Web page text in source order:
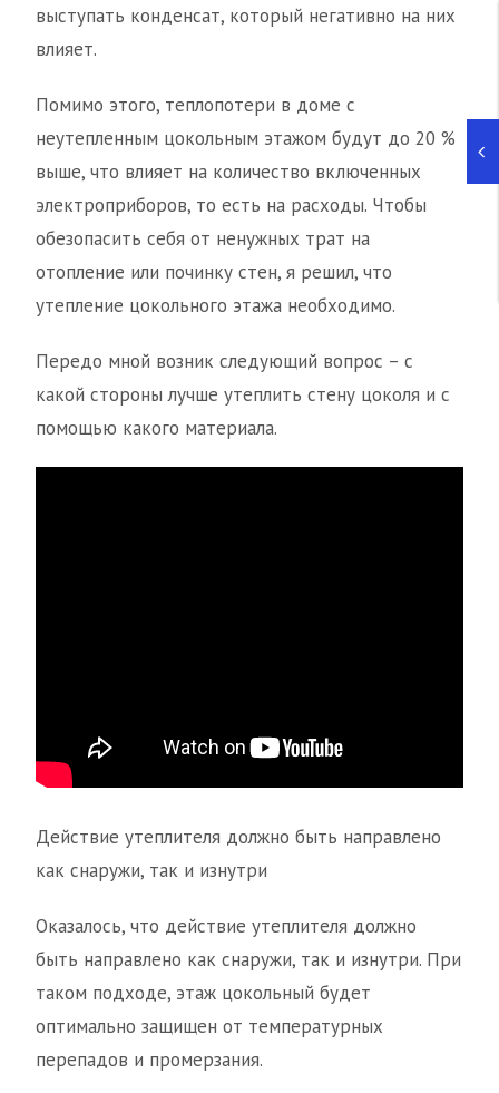
выступать конденсат, который негативно на них
влияет.
Помимо этого, теплопотери в доме с
неутепленным цокольным этажом будут до 20 %
выше, что влияет на количество включенных
электроприборов, то есть на расходы. Чтобы
обезопасить себя от ненужных трат на
отопление или починку стен, я решил, что
утепление цокольного этажа необходимо.
Передо мной возник следующий вопрос – с
какой стороны лучше утеплить стену цоколя и с
помощью какого материала.
Действие утеплителя должно быть направлено
как снаружи, так и изнутри
Оказалось, что действие утеплителя должно
быть направлено как снаружи, так и изнутри. При
таком подходе, этаж цокольный будет
оптимально защищен от температурных
перепадов и промерзания.